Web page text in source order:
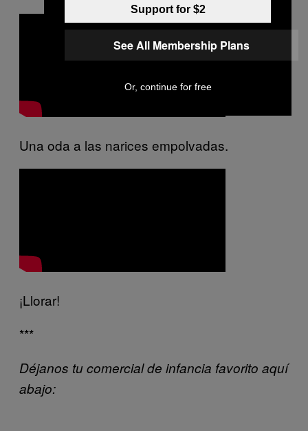
Una oda a las narices empolvadas.
¡Llorar!
***
Déjanos tu comercial de infancia favorito aquí
abajo:
Support for $2
See All Membership Plans
Or, continue for free